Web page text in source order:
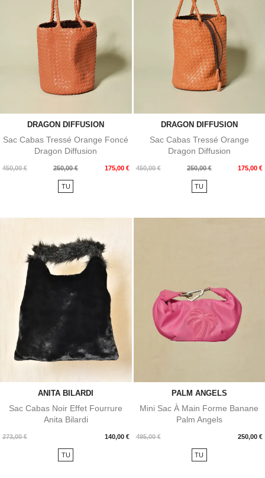
DRAGON DIFFUSION
Sac Cabas Tressé Orange Foncé
Dragon Diffusion
450,00 €
Prix
250,00 € 175,00 €
Prix
TU
DRAGON DIFFUSION
Sac Cabas Tressé Orange
Dragon Diffusion
450,00 €
Prix
250,00 € 175,00 €
Prix
TU
ANITA BILARDI
Sac Cabas Noir Effet Fourrure
Anita Bilardi
273,00 € 140,00 €
Prix
TU
PALM ANGELS
Mini Sac À Main Forme Banane
Palm Angels
495,00 € 250,00 €
Prix
TU